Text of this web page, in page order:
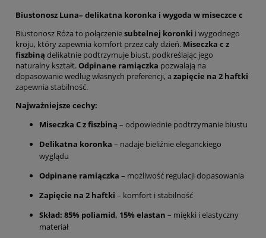
Biustonosz Luna– delikatna koronka i wygoda w miseczce c
Biustonosz Róża to połączeniesubtelnej koronki i wygodnego
kroju, który zapewnia komfort przez cały dzień. Miseczka c z
fiszbiną delikatnie podtrzymuje biust, podkreślając jego
naturalny kształt.Odpinane ramiączka pozwalają na
dopasowanie według własnych preferencji, a zapięcie na 2 haftki
zapewnia stabilność.
Najważniejsze cechy:
Miseczka C z fiszbiną – odpowiednie podtrzymanie biustu
Delikatna koronka – nadaje bieliźnie eleganckiego
wyglądu
Odpinane ramiączka – możliwość regulacji dopasowania
Zapięcie na 2 haftki – komfort i stabilność
Skład: 85% poliamid, 15% elastan – miękki i elastyczny
materiał